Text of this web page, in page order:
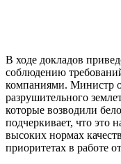
В ходе докладов
соблюдению
компаниями. Министр
разрушительного
которые возводили
подчеркивает, что это
высоких нормах
приоритетах в работе